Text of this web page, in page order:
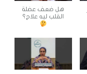
هل ضعف عضلة
القلب ليه علاج؟